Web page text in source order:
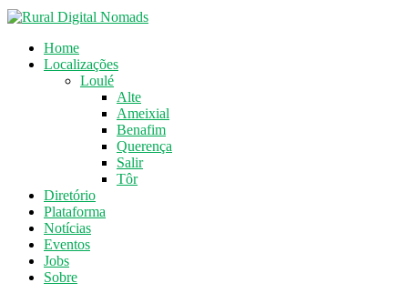
Home
Localizações
Loulé
Alte
Ameixial
Benafim
Querença
Salir
Tôr
Diretório
Plataforma
Notícias
Eventos
Jobs
Sobre